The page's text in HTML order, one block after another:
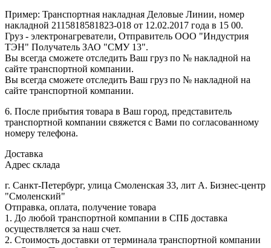
Пример: Транспортная накладная Деловые Линии, номер
накладной 2115818581823-018 от 12.02.2017 года в 15 00.
Груз - электронагреватели, Отправитель ООО "Индустрия
ТЭН" Получатель ЗАО "СМУ 13".
Вы всегда сможете отследить Ваш груз по № накладной на
сайте транспортной компании.
Вы всегда сможете отследить Ваш груз по № накладной на
сайте транспортной компании.
6. После прибытия товара в Ваш город, представитель
транспортной компании свяжется с Вами по согласованному
номеру телефона.
Доставка
Адрес склада
г. Санкт-Петербург, улица Смоленская 33, лит А. Бизнес-центр
"Смоленский"
Отправка, оплата, получение товара
1. До любой транспортной компании в СПБ доставка
осуществляется за наш счет.
2. Стоимость доставки от терминала транспортной компании